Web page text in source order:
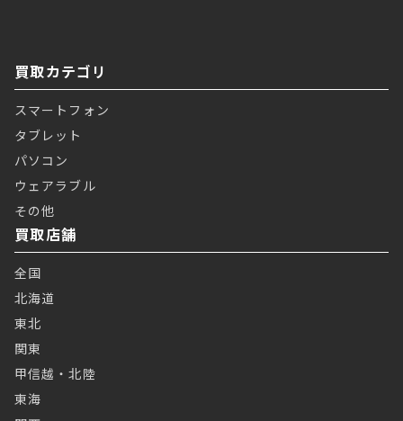
買取カテゴリ
スマートフォン
タブレット
パソコン
ウェアラブル
その他
買取店舗
全国
北海道
東北
関東
甲信越・北陸
東海